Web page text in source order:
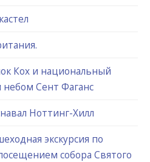
Кох и национальный
Сент Фаганс
Ноттинг-Хилл
экскурсия по
собора Святого